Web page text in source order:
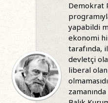
Demokrat
yapabildi
ekonomi
tarafında,
devletçi
liberal